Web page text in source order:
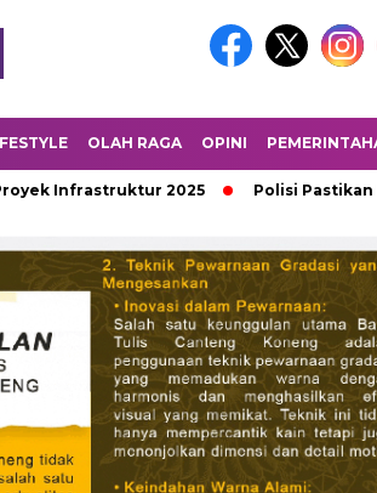
OLAH RAGA OPINI
2025 Polisi Pastikan Bayi Syifa di